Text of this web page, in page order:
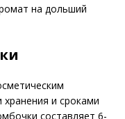
на дольший
и сроками
составляет 6-